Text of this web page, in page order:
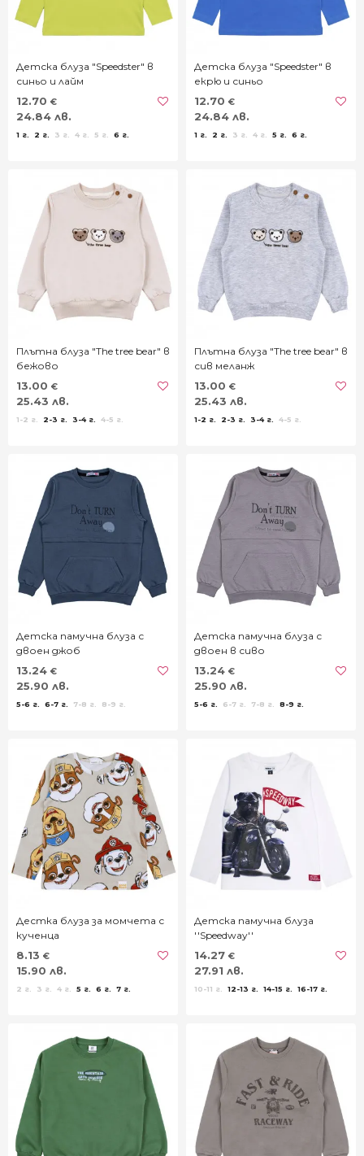
Детска блуза "Speedster" в
синьо и лайм
12.70 €
24.84 лв.
1 г. 2 г. 3 г. 4 г. 5 г. 6 г.
Детска блуза "Speedster" в
екрю и синьо
12.70 €
24.84 лв.
1 г. 2 г. 3 г. 4 г. 5 г. 6 г.
Плътна блуза "The tree bear" в
бежово
13.00 €
25.43 лв.
1-2 г. 2-3 г. 3-4 г. 4-5 г.
Плътна блуза "The tree bear" в
сив меланж
13.00 €
25.43 лв.
1-2 г. 2-3 г. 3-4 г. 4-5 г.
Детска памучна блуза с
двоен джоб
13.24 €
25.90 лв.
5-6 г. 6-7 г. 7-8 г. 8-9 г.
Детска памучна блуза с
двоен в сиво
13.24 €
25.90 лв.
5-6 г. 6-7 г. 7-8 г. 8-9 г.
Дестка блуза за момчета с
кученца
8.13 €
15.90 лв.
2 г. 3 г. 4 г. 5 г. 6 г. 7 г.
Детска памучна блуза
''Speedway''
14.27 €
27.91 лв.
10-11 г. 12-13 г. 14-15 г. 16-17 г.